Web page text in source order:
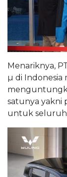
Menariknya,
µ di Indonesia
satunya yakni
untuk seluruh